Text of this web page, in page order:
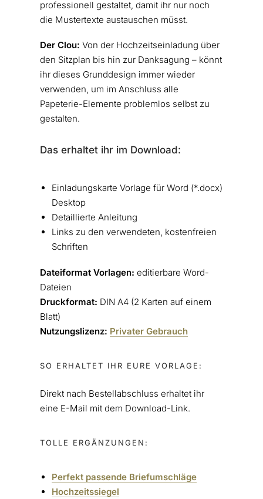
professionell gestaltet, damit ihr nur noch
die Mustertexte austauschen müsst.
Der Clou: Von der Hochzeitseinladung über
den Sitzplan bis hin zur Danksagung – könnt
ihr dieses Grunddesign immer wieder
verwenden, um im Anschluss alle
Papeterie-Elemente problemlos selbst zu
gestalten.
Das erhaltet ihr im Download:
Einladungskarte Vorlage für Word (*.docx)
Desktop
Detaillierte Anleitung
Links zu den verwendeten, kostenfreien
Schriften
Dateiformat Vorlagen: editierbare Word-
Dateien
Druckformat: DIN A4 (2 Karten auf einem
Blatt)
Nutzungslizenz: Privater Gebrauch
SO ERHALTET IHR EURE VORLAGE:
Direkt nach Bestellabschluss erhaltet ihr
eine E-Mail mit dem Download-Link.
TOLLE ERGÄNZUNGEN:
Perfekt passende Briefumschläge
Hochzeitssiegel